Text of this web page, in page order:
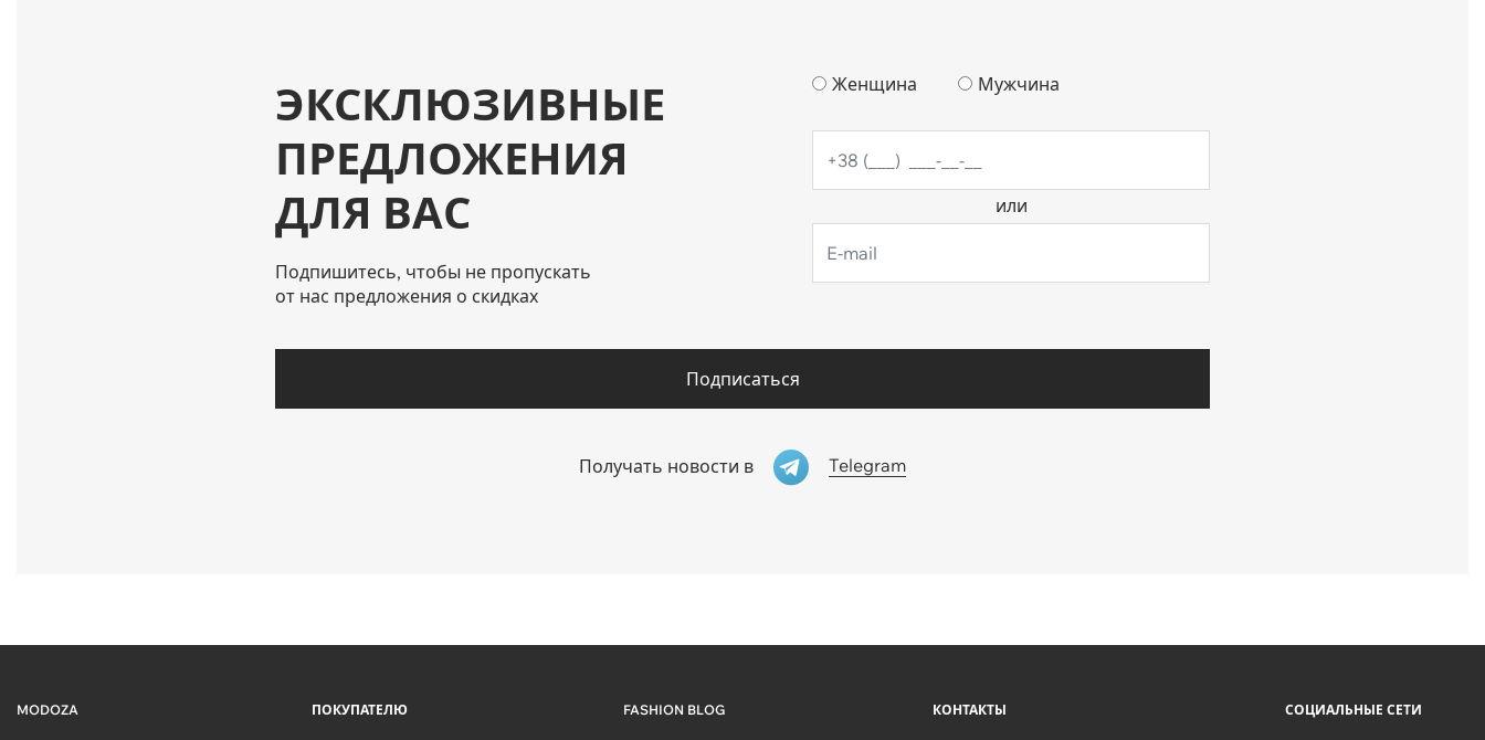
ЭКСКЛЮЗИВНЫЕ
ПРЕДЛОЖЕНИЯ
ДЛЯ ВАС
Подпишитесь, чтобы не пропускать
от нас предложения о скидках
Женщина Мужчина
или
Подписаться
Получать новости в Telegram
MODOZA ПОКУПАТЕЛЮ FASHION BLOG КОНТАКТЫ СОЦИАЛЬНЫЕ СЕТИ